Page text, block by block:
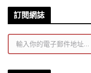
訂閱網誌
輸入你的電子郵件地址…